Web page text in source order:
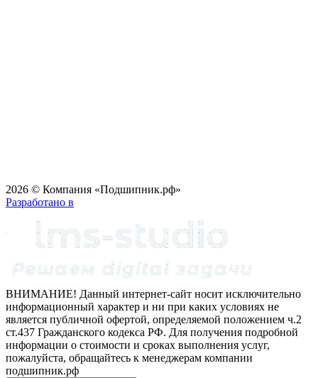
2026 © Компания «Подшипник.рф»
Разработано в
ВНИМАНИЕ! Данный интернет-сайт носит исключительно
информационный характер и ни при каких условиях не
является публичной офертой, определяемой положением ч.2
ст.437 Гражданского кодекса РФ. Для получения подробной
информации о стоимости и сроках выполнения услуг,
пожалуйста, обращайтесь к менеджерам компании
подшипник.рф